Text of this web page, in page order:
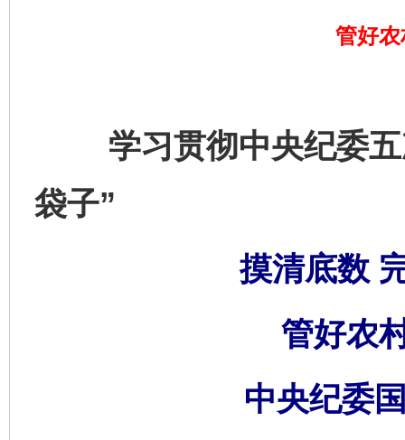
管好
学习贯彻中央纪委五
袋子”
摸清底数
管好农
中央纪委